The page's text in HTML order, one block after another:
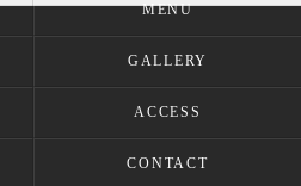
MENU
GALLERY
ACCESS
CONTACT